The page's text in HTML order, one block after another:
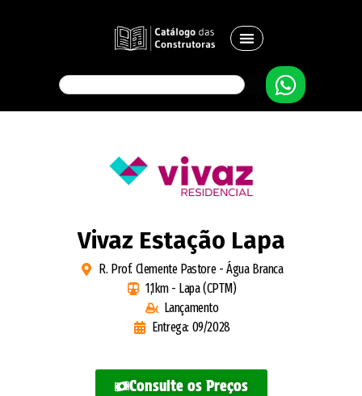
Vivaz Estação Lapa
R. Prof. Clemente Pastore - Água Branca
1,1km - Lapa (CPTM)
Lançamento
Entrega: 09/2028
Consulte os Preços